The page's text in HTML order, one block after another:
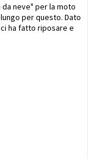
neve" per la moto
per questo. Dato
ha fatto riposare e